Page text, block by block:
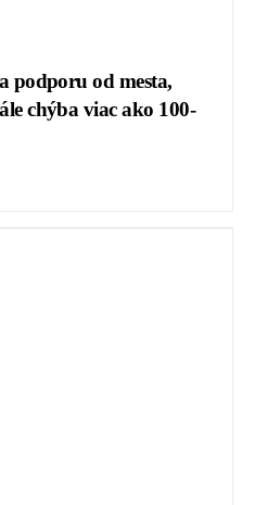
podporu od mesta,
chýba viac ako 100-